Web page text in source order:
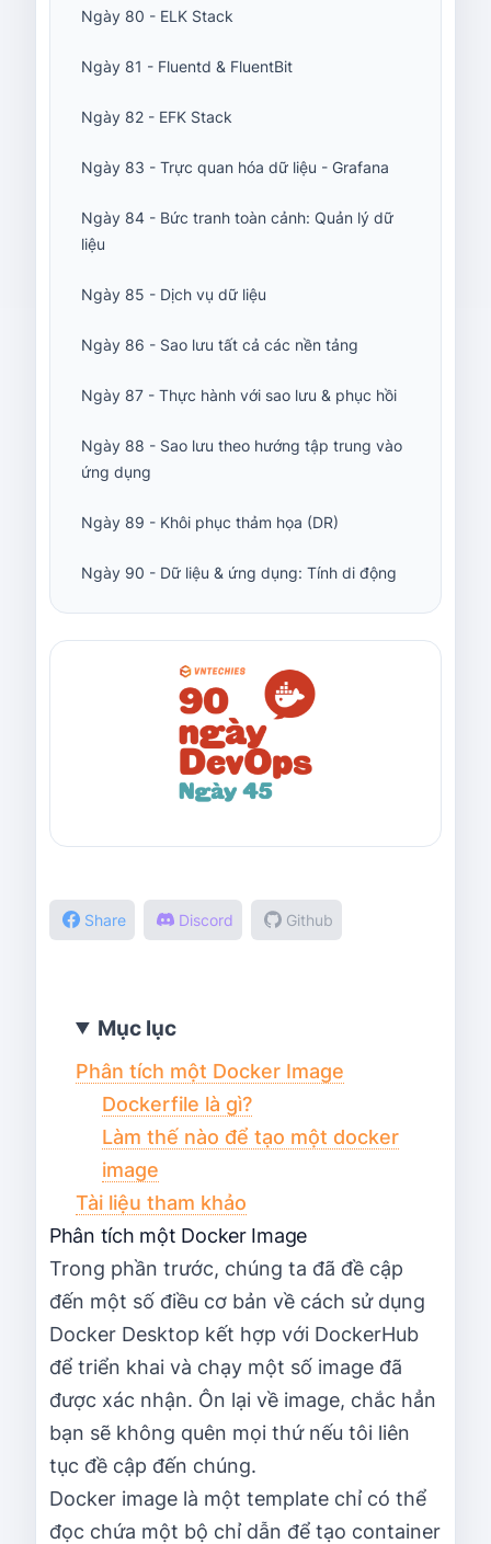
Ngày 80 - ELK Stack
Ngày 81 - Fluentd & FluentBit
Ngày 82 - EFK Stack
Ngày 83 - Trực quan hóa dữ liệu - Grafana
Ngày 84 - Bức tranh toàn cảnh: Quản lý dữ
liệu
Ngày 85 - Dịch vụ dữ liệu
Ngày 86 - Sao lưu tất cả các nền tảng
Ngày 87 - Thực hành với sao lưu & phục hồi
Ngày 88 - Sao lưu theo hướng tập trung vào
ứng dụng
Ngày 89 - Khôi phục thảm họa (DR)
Ngày 90 - Dữ liệu & ứng dụng: Tính di động
Share Discord Github
Mục lục
Phân tích một Docker Image
Dockerfile là gì?
Làm thế nào để tạo một docker
image
Tài liệu tham khảo
Phân tích một Docker Image
Trong phần trước, chúng ta đã đề cập
đến một số điều cơ bản về cách sử dụng
Docker Desktop kết hợp với DockerHub
để triển khai và chạy một số image đã
được xác nhận. Ôn lại về image, chắc hẳn
bạn sẽ không quên mọi thứ nếu tôi liên
tục đề cập đến chúng.
Docker image là một template chỉ có thể
đọc chứa một bộ chỉ dẫn để tạo container